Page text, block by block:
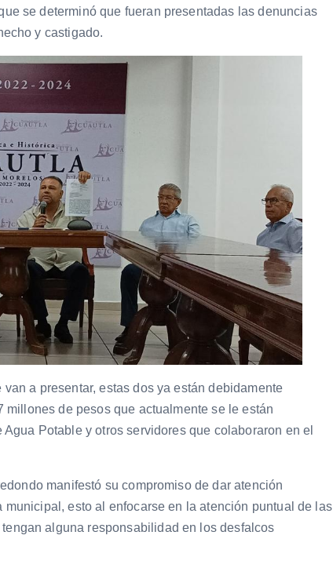
se determinó que fueran presentadas las denuncias
y castigado.
a presentar, estas dos ya están debidamente
de pesos que actualmente se le están
Potable y otros servidores que colaboraron en el
manifestó su compromiso de dar atención
esto al enfocarse en la atención puntual de las
alguna responsabilidad en los desfalcos